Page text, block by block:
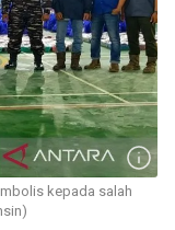
kepada salah